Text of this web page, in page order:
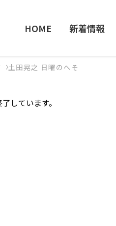
HOME 新着情報
土田晃之 日曜のへそ
しています。